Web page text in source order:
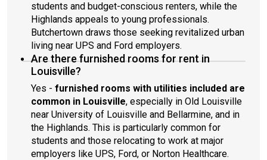
students and budget-conscious renters, while the
Highlands appeals to young professionals.
Butchertown draws those seeking revitalized urban
living near UPS and Ford employers.
Are there furnished rooms for rent in
Louisville?
Yes - furnished rooms with utilities included are
common in Louisville, especially in Old Louisville
near University of Louisville and Bellarmine, and in
the Highlands. This is particularly common for
students and those relocating to work at major
employers like UPS, Ford, or Norton Healthcare.